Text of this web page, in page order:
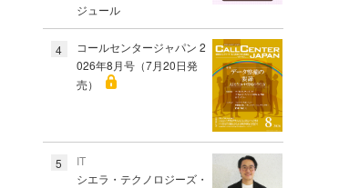
ジュール
4
コールセンタージャパン 2
026年8月号（7月20日発
売）
5
IT
シエラ・テクノロジーズ・